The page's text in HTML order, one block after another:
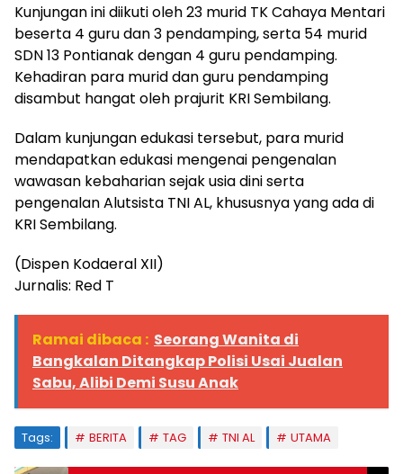
Kunjungan ini diikuti oleh 23 murid TK Cahaya Mentari
beserta 4 guru dan 3 pendamping, serta 54 murid
SDN 13 Pontianak dengan 4 guru pendamping.
Kehadiran para murid dan guru pendamping
disambut hangat oleh prajurit KRI Sembilang.
Dalam kunjungan edukasi tersebut, para murid
mendapatkan edukasi mengenai pengenalan
wawasan kebaharian sejak usia dini serta
pengenalan Alutsista TNI AL, khususnya yang ada di
KRI Sembilang.
(Dispen Kodaeral XII)
Jurnalis: Red T
Ramai dibaca : Seorang Wanita di
Bangkalan Ditangkap Polisi Usai Jualan
Sabu, Alibi Demi Susu Anak
Tags: BERITA TAG TNI AL UTAMA